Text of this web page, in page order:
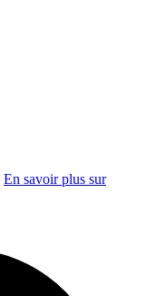
En savoir plus sur